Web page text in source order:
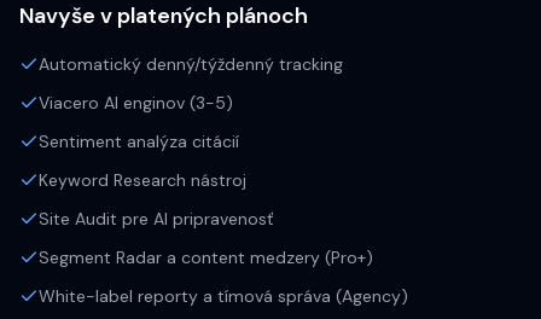
Navyše v platených plánoch
Automatický denný/týždenný tracking
Viacero AI enginov (3-5)
Sentiment analýza citácií
Keyword Research nástroj
Site Audit pre AI pripravenosť
Segment Radar a content medzery (Pro+)
White-label reporty a tímová správa (Agency)